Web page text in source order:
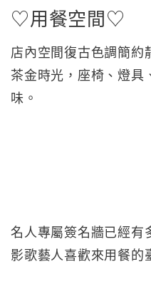
♡用餐空間♡
店內空間復古色調簡約
茶金時光，座椅、燈具
味。
名人專屬簽名牆已經有
影歌藝人喜歡來用餐的